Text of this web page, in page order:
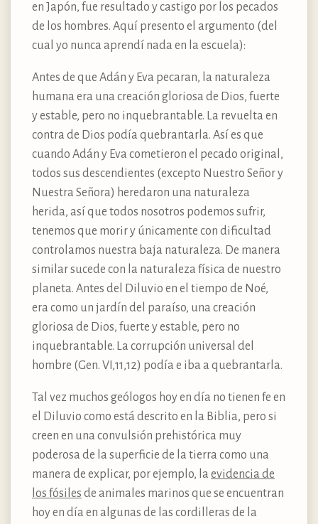
en Japón, fue resultado y castigo por los pecados
de los hombres. Aquí presento el argumento (del
cual yo nunca aprendí nada en la escuela):
Antes de que Adán y Eva pecaran, la naturaleza
humana era una creación gloriosa de Dios, fuerte
y estable, pero no inquebrantable. La revuelta en
contra de Dios podía quebrantarla. Así es que
cuando Adán y Eva cometieron el pecado original,
todos sus descendientes (excepto Nuestro Señor y
Nuestra Señora) heredaron una naturaleza
herida, así que todos nosotros podemos sufrir,
tenemos que morir y únicamente con dificultad
controlamos nuestra baja naturaleza. De manera
similar sucede con la naturaleza física de nuestro
planeta. Antes del Diluvio en el tiempo de Noé,
era como un jardín del paraíso, una creación
gloriosa de Dios, fuerte y estable, pero no
inquebrantable. La corrupción universal del
hombre (Gen. VI,11,12) podía e iba a quebrantarla.
Tal vez muchos geólogos hoy en día no tienen fe en
el Diluvio como está descrito en la Biblia, pero si
creen en una convulsión prehistórica muy
poderosa de la superficie de la tierra como una
manera de explicar, por ejemplo, la evidencia de
los fósiles de animales marinos que se encuentran
hoy en día en algunas de las cordilleras de la